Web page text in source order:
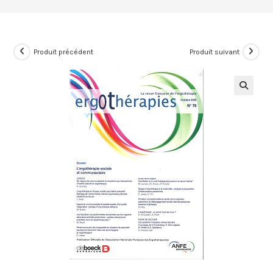
Produit précédent Produit suivant